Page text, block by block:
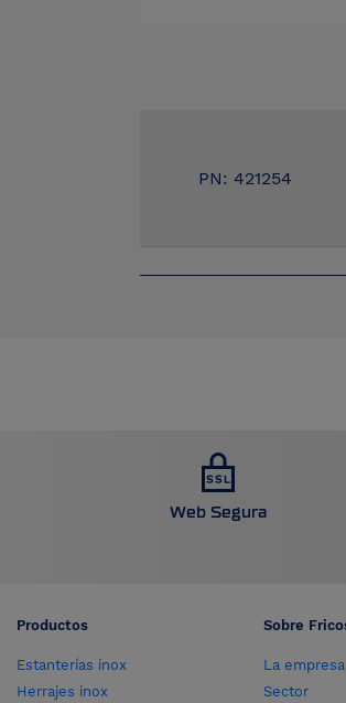
PN: 421254
Web Segura
Productos
Estanterías inox
Herrajes inox
Sobre
La empresa
Sector